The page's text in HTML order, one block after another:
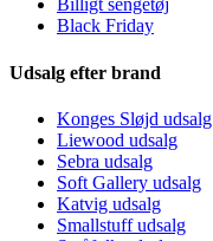
Billigt sengetøj
Black Friday
Udsalg efter brand
Konges Sløjd udsalg
Liewood udsalg
Sebra udsalg
Soft Gallery udsalg
Katvig udsalg
Smallstuff udsalg